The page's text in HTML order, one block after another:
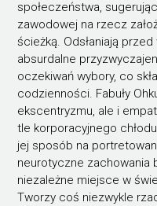
społeczeństwa,
zawodowej na rzecz
ścieżką. Odsłaniają
absurdalne
oczekiwań wybory, co
codzienności. Fabuły
ekscentryzmu, ale i
tle korporacyjnego
jej sposób na
neurotyczne zachowania
niezależne miejsce w
Tworzy coś niezwykle